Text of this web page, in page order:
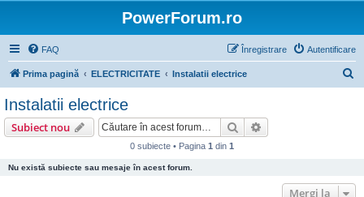
PowerForum.ro
FAQ Autentificare
Înregistrare
Prima pagină ELECTRICITATE Instalatii electrice
Instalatii electrice
Subiect nou Căutare
0 subiecte • Pagina 1 din 1
Nu există subiecte sau mesaje în acest forum.
Mergi la